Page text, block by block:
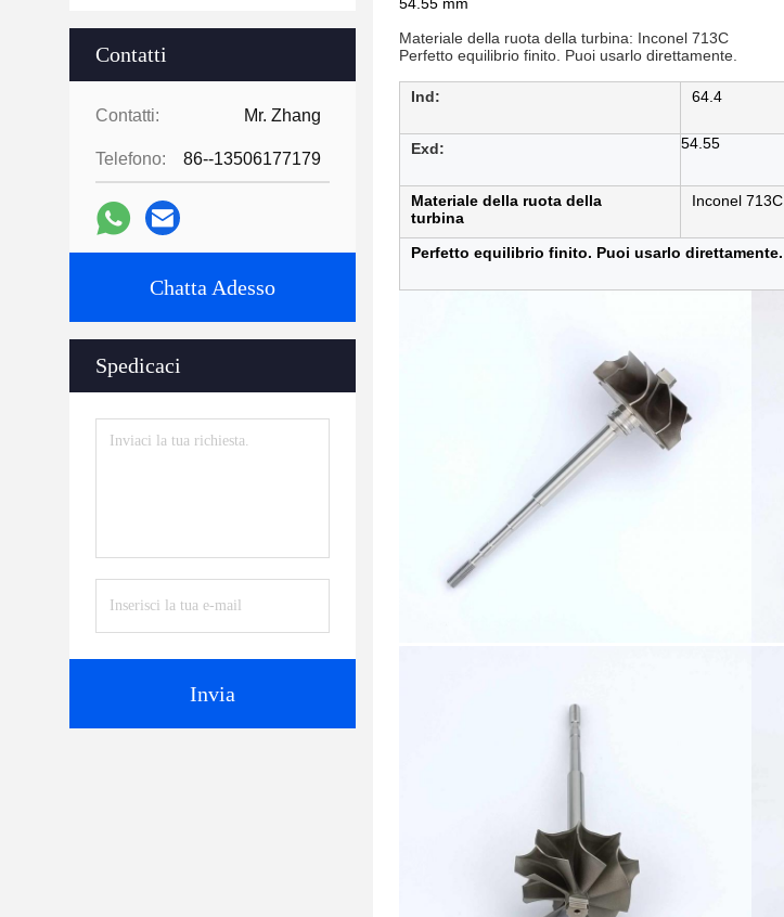
Contatti
Contatti: Mr. Zhang
Telefono: 86--13506177179
Chatta Adesso
Spedicaci
Invia
Materiale della ruota della turbina: Inconel 713C
Perfetto equilibrio finito. Puoi usarlo direttamente.
Ind: 64.4
Exd: 54.55
Materiale della ruota della
turbina
Inconel 713C
Perfetto equilibrio finito. Puoi usarlo direttamente.